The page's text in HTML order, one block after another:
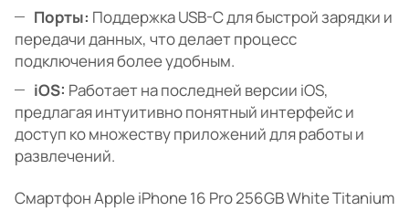
Порты: Поддержка USB-C для быстрой зарядки и
передачи данных, что делает процесс
подключения более удобным.
iOS: Работает на последней версии iOS,
предлагая интуитивно понятный интерфейс и
доступ ко множеству приложений для работы и
развлечений.
Смартфон Apple iPhone 16 Pro 256GB White Titanium